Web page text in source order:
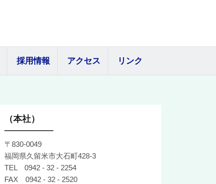
採用情報 アクセス リンク
（本社）
〒830-0049
福岡県久留米市大石町428-3
TEL 0942 - 32 - 2254
FAX 0942 - 32 - 2520